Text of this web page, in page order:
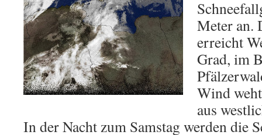
Meter an.
erreicht
Grad, im
Wind
aus
In der Nacht zum Samstag werden die